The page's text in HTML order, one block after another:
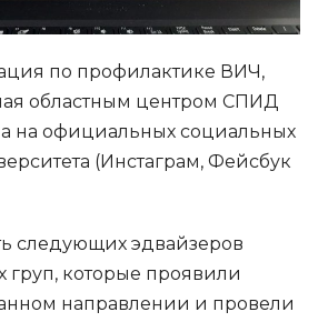
по профилактике ВИЧ,
областным центром СПИД
на официальных социальных
(Инстаграм, Фейсбук
следующих эдвайзеров
груп, которые проявили
направлении и провели